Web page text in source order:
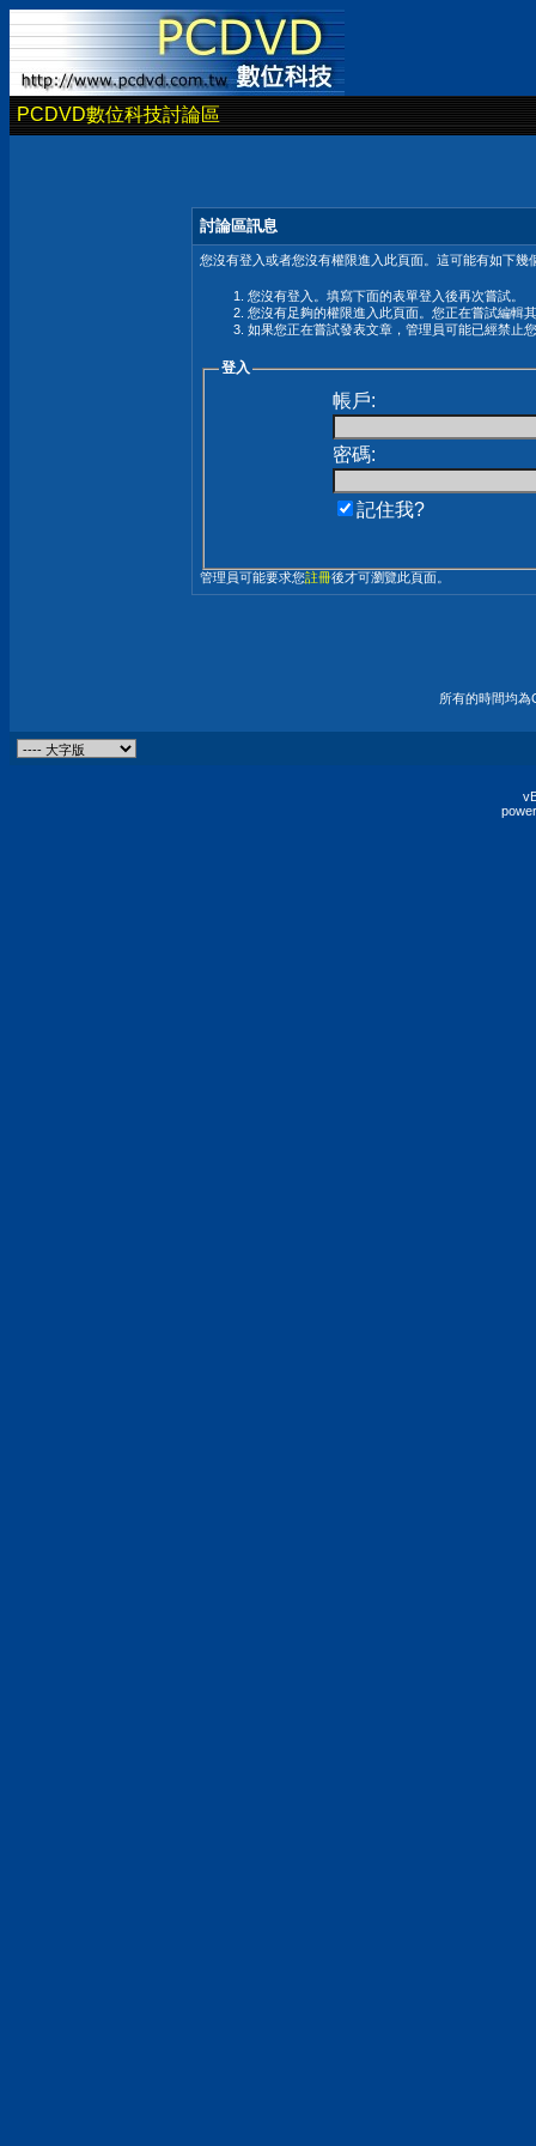
PCDVD數位科技討論區
討論區訊息
您沒有登入或者您沒有權限進入此頁面。這可能有如下幾
您沒有登入。填寫下面的表單登入後再次嘗試。
您沒有足夠的權限進入此頁面。您正在嘗試編輯
如果您正在嘗試發表文章，管理員可能已經禁止
登入
帳戶:
密碼:
記住我?
管理員可能要求您註冊後才可瀏覽此頁面。
所有的時間均為